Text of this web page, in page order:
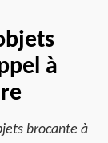
à
brocante à